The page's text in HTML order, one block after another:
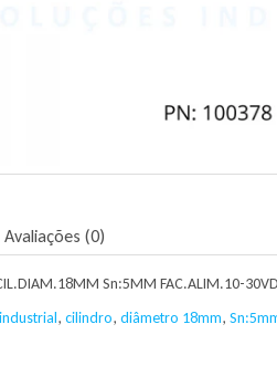
Avaliações (0)
Sn:5MM FAC.ALIM.10-
industrial, cilindro, diâmetro 18mm,